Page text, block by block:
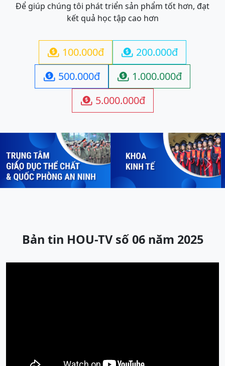
Để giúp chúng tôi phát triển sản phẩm tốt hơn, đạt
kết quả học tập cao hơn
 100.000đ  200.000đ
 500.000đ  1.000.000đ
 5.000.000đ
Previous Next
Bản tin HOU-TV số 06 năm 2025